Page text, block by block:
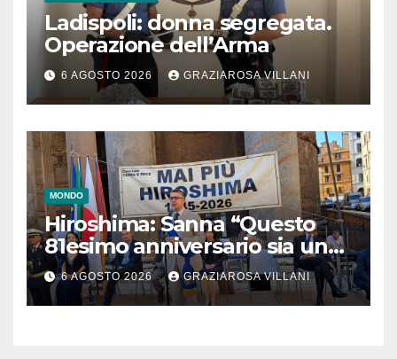
Ladispoli: donna segregata.
Operazione dell’Arma
6 AGOSTO 2026 GRAZIAROSA VILLANI
MONDO
Hiroshima: Sanna “Questo
81esimo anniversario sia un
monito per tutti”
6 AGOSTO 2026 GRAZIAROSA VILLANI